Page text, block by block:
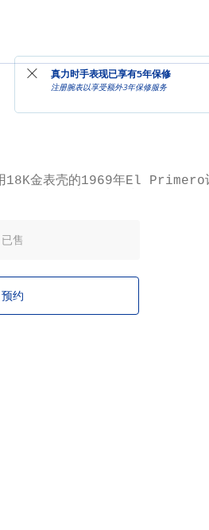
真力时手表现已享有5年保修
注册腕表以享受额外3年保修服务
18K金表壳的1969年El Primero
雅，搭配细长的表耳和低调的按钮
已售
预约
于真力时表厂精